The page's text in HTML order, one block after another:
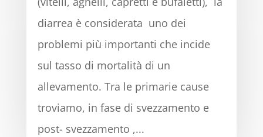
diarrea è considerata uno dei
problemi più importanti che incide
sul tasso di mortalità di un
allevamento. Tra le primarie cause
troviamo, in fase di svezzamento e
post- svezzamento ,...